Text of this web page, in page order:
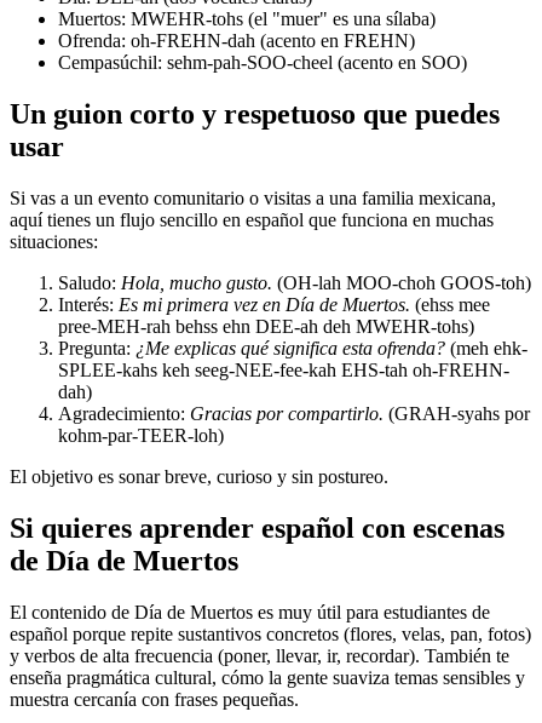
Muertos: MWEHR-tohs (el "muer" es una sílaba)
Ofrenda: oh-FREHN-dah (acento en FREHN)
Cempasúchil: sehm-pah-SOO-cheel (acento en SOO)
Un guion corto y respetuoso que puedes
usar
Si vas a un evento comunitario o visitas a una familia mexicana,
aquí tienes un flujo sencillo en español que funciona en muchas
situaciones:
Saludo: Hola, mucho gusto. (OH-lah MOO-choh GOOS-toh)
Interés: Es mi primera vez en Día de Muertos. (ehss mee
pree-MEH-rah behss ehn DEE-ah deh MWEHR-tohs)
Pregunta: ¿Me explicas qué significa esta ofrenda? (meh ehk-
SPLEE-kahs keh seeg-NEE-fee-kah EHS-tah oh-FREHN-
dah)
Agradecimiento: Gracias por compartirlo. (GRAH-syahs por
kohm-par-TEER-loh)
El objetivo es sonar breve, curioso y sin postureo.
Si quieres aprender español con escenas
de Día de Muertos
El contenido de Día de Muertos es muy útil para estudiantes de
español porque repite sustantivos concretos (flores, velas, pan, fotos)
y verbos de alta frecuencia (poner, llevar, ir, recordar). También te
enseña pragmática cultural, cómo la gente suaviza temas sensibles y
muestra cercanía con frases pequeñas.